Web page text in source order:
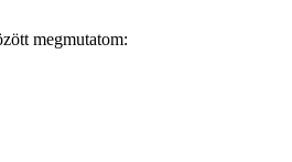
megmutatom: